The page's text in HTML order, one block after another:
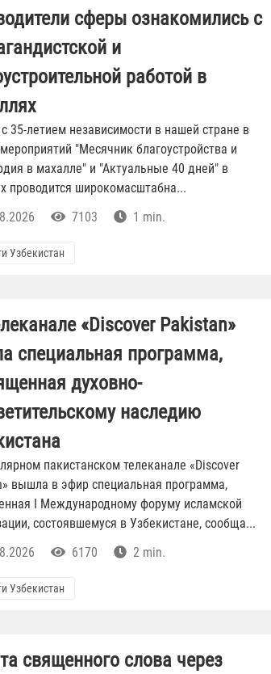
сферы ознакомились с
и
работой в
35-летием независимости в нашей стране в
"Месячник благоустройства и
в махалле" и "Актуальные 40 дней" в
проводится широкомасштабна...
7103 1 min.
Узбекистан
«Discover Pakistan»
специальная программа,
духовно-
наследию
пакистанском телеканале «Discover
вышла в эфир специальная программа,
I Международному форуму исламской
состоявшемуся в Узбекистане, сообща...
6170 2 min.
Узбекистан
священного слова через